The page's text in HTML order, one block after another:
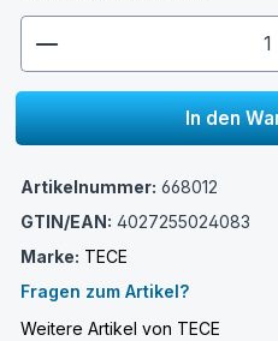
In den
Artikelnummer: 668012
GTIN/EAN: 4027255024083
Marke: TECE
Fragen zum Artikel?
Weitere Artikel von TECE